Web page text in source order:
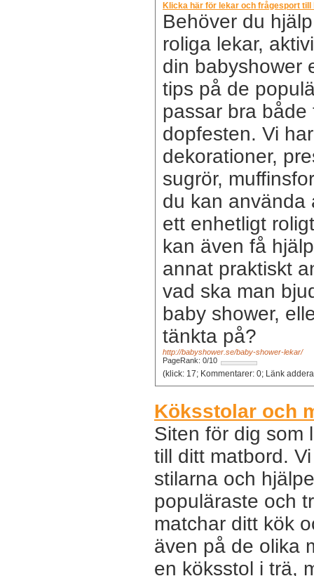
Klicka här för lekar och frågesport till
Behöver du
roliga lekar,
din babyshower
tips på de
passar bra
dopfesten. Vi
dekorationer,
sugrör,
du kan använda
ett enhetligt
kan även få
annat praktiskt
vad ska man
baby shower,
tänkta på?
http://babyshower.se/baby-shower-lekar/
PageRank: 0/10
(klick: 17;
Köksstolar och
Siten för dig som
till ditt matbord.
stilarna och
populäraste och
matchar ditt kök
även på de olika
en köksstol i trä,